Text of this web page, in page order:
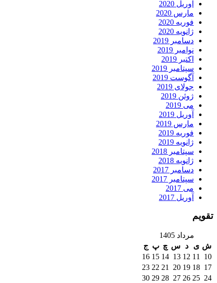
آوریل 2020
مارس 2020
فوریه 2020
ژانویه 2020
دسامبر 2019
نوامبر 2019
اکتبر 2019
سپتامبر 2019
آگوست 2019
جولای 2019
ژوئن 2019
می 2019
آوریل 2019
مارس 2019
فوریه 2019
ژانویه 2019
سپتامبر 2018
ژانویه 2018
دسامبر 2017
سپتامبر 2017
می 2017
آوریل 2017
تقویم
مرداد 1405
ش ی د س چ پ ج
10
11
12
13
14
15
16
17
18
19
20
21
22
23
24
25
26
27
28
29
30